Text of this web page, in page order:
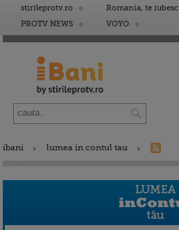
stirileprotv.ro Romania, te iubesc
PROTV NEWS
VOYO
ibani lumea in contul tau